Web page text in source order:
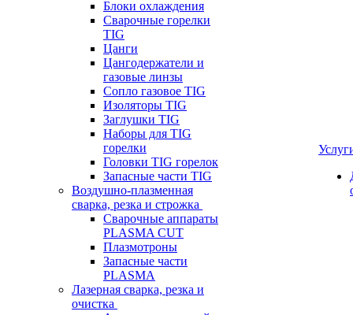
Блоки охлаждения
Сварочные горелки
TIG
Цанги
Цангодержатели и
газовые линзы
Сопло газовое TIG
Изоляторы TIG
Заглушки TIG
Наборы для TIG
горелки
Головки TIG горелок
Запасные части TIG
Воздушно-плазменная
сварка, резка и строжка
Сварочные аппараты
PLASMA CUT
Плазмотроны
Запасные части
PLASMA
Лазерная сварка, резка и
очистка